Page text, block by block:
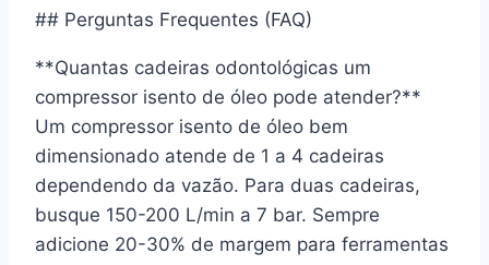
## Perguntas Frequentes (FAQ)
**Quantas cadeiras odontológicas um
compressor isento de óleo pode atender?**
Um compressor isento de óleo bem
dimensionado atende de 1 a 4 cadeiras
dependendo da vazão. Para duas cadeiras,
busque 150-200 L/min a 7 bar. Sempre
adicione 20-30% de margem para ferramentas